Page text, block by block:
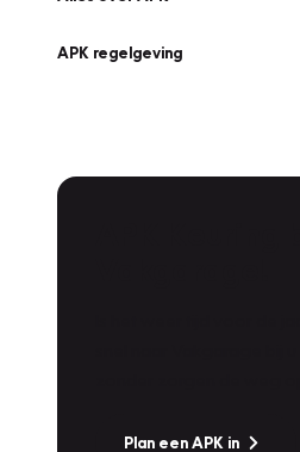
APK regelgeving
Plan een APK in